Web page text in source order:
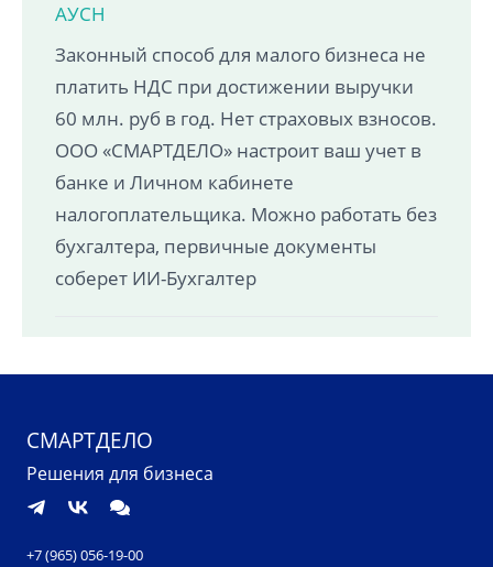
АУСН
Законный способ для малого бизнеса не
платить НДС при достижении выручки
60 млн. руб в год. Нет страховых взносов.
ООО «СМАРТДЕЛО» настроит ваш учет в
банке и Личном кабинете
налогоплательщика. Можно работать без
бухгалтера, первичные документы
соберет ИИ-Бухгалтер
СМАРТДЕЛО
Решения для бизнеса
+7 (965) 056-19-00